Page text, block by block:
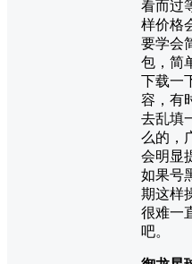
看而过
样价格
要学会
包，简
下载一
容，有
去乱填
么的，
会明显
如果号
期这样
很难一
吧。